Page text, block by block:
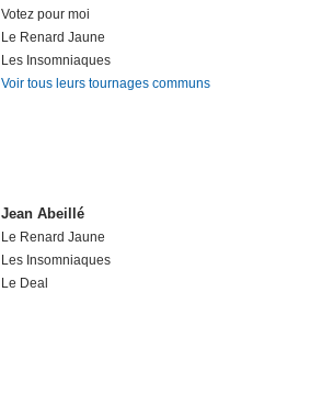
Votez pour moi
Le Renard Jaune
Les Insomniaques
Voir tous leurs tournages communs
Jean Abeillé
Le Renard Jaune
Les Insomniaques
Le Deal